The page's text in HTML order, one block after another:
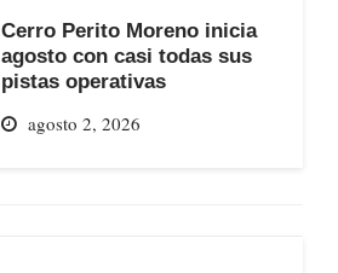
Cerro Perito Moreno inicia
agosto con casi todas sus
pistas operativas
agosto 2, 2026